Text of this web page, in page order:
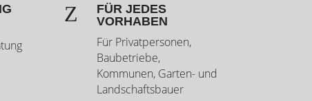
Z
FÜR JEDES
VORHABEN
Für Privatpersonen,
Baubetriebe,
Kommunen, Garten- und
Landschaftsbauer